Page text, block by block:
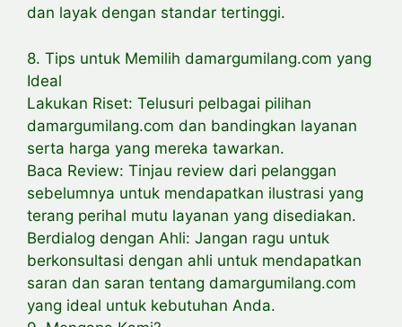
dan layak dengan standar tertinggi.
8. Tips untuk Memilih damargumilang.com yang
Ideal
Lakukan Riset: Telusuri pelbagai pilihan
damargumilang.com dan bandingkan layanan
serta harga yang mereka tawarkan.
Baca Review: Tinjau review dari pelanggan
sebelumnya untuk mendapatkan ilustrasi yang
terang perihal mutu layanan yang disediakan.
Berdialog dengan Ahli: Jangan ragu untuk
berkonsultasi dengan ahli untuk mendapatkan
saran dan saran tentang damargumilang.com
yang ideal untuk kebutuhan Anda.